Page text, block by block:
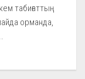
табиғаттың
орманда,